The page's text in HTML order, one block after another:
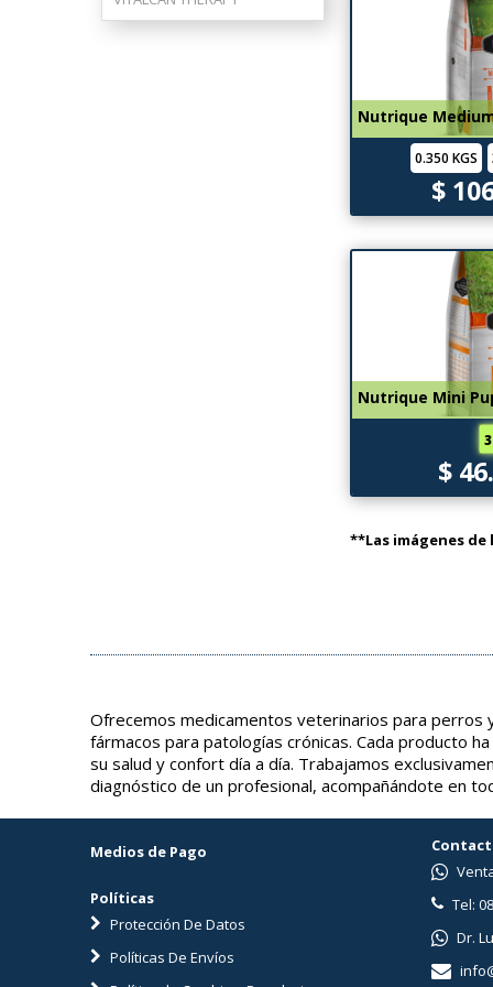
Nutrique
0.350 KGS
$
Nutrique Mini
$
**Las imágenes
Ofrecemos medicamentos veterinarios para
fármacos para patologías crónicas. Cada producto
su salud y confort día a día. Trabajamos
diagnóstico de un profesional, acompañándote en
Medios de Pago
Políticas
Protección De Datos
Políticas De Envíos
Tel:
Dr.